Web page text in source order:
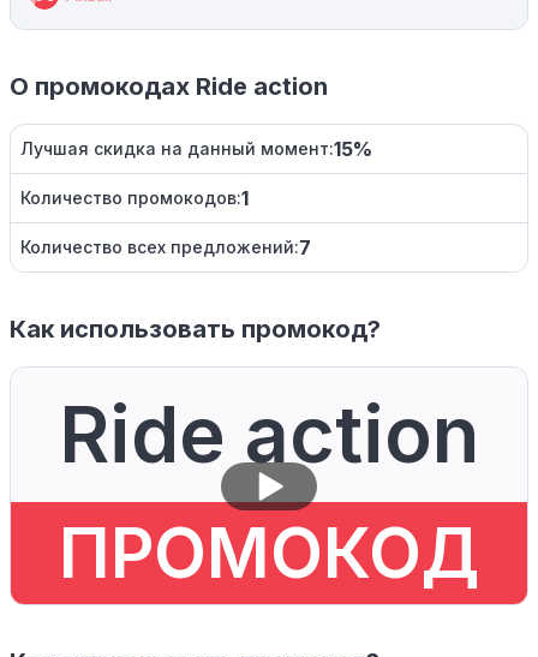
О промокодах Ride action
Лучшая скидка на данный момент:15%
Количество промокодов:1
Количество всех предложений:7
Как использовать промокод?
Ride action
ПРОМОКОД